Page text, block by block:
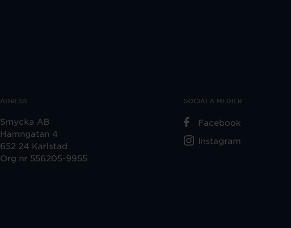
ADRESS
Smycka AB
Hamngatan 4
652 24 Karlstad
Org nr 556205-9955
SOCIALA MEDIER
Facebook
Instagram